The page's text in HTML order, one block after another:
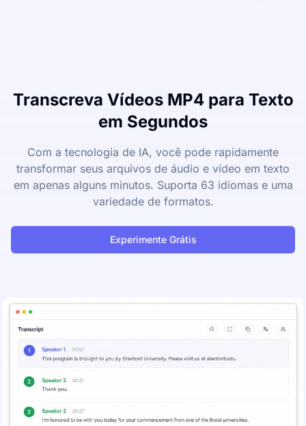
Transcreva Vídeos MP4 para Texto
em Segundos
Com a tecnologia de IA, você pode rapidamente
transformar seus arquivos de áudio e vídeo em texto
em apenas alguns minutos. Suporta 63 idiomas e uma
variedade de formatos.
Experimente Grátis